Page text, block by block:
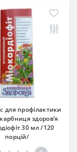
для профілактики
здоров’я
30 мл /120
порцій/